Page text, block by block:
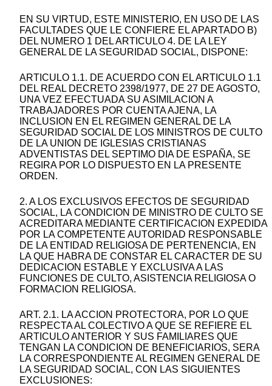
EN SU VIRTUD, ESTE MINISTERIO, EN USO DE LAS
FACULTADES QUE LE CONFIERE EL APARTADO B)
DEL NUMERO 1 DEL ARTICULO 4. DE LA LEY
GENERAL DE LA SEGURIDAD SOCIAL, DISPONE:
ARTICULO 1.1. DE ACUERDO CON EL ARTICULO 1.1
DEL REAL DECRETO 2398/1977, DE 27 DE AGOSTO,
UNA VEZ EFECTUADA SU ASIMILACION A
TRABAJADORES POR CUENTA AJENA, LA
INCLUSION EN EL REGIMEN GENERAL DE LA
SEGURIDAD SOCIAL DE LOS MINISTROS DE CULTO
DE LA UNION DE IGLESIAS CRISTIANAS
ADVENTISTAS DEL SEPTIMO DIA DE ESPAÑA, SE
REGIRA POR LO DISPUESTO EN LA PRESENTE
ORDEN.
2. A LOS EXCLUSIVOS EFECTOS DE SEGURIDAD
SOCIAL, LA CONDICION DE MINISTRO DE CULTO SE
ACREDITARA MEDIANTE CERTIFICACION EXPEDIDA
POR LA COMPETENTE AUTORIDAD RESPONSABLE
DE LA ENTIDAD RELIGIOSA DE PERTENENCIA, EN
LA QUE HABRA DE CONSTAR EL CARACTER DE SU
DEDICACION ESTABLE Y EXCLUSIVA A LAS
FUNCIONES DE CULTO, ASISTENCIA RELIGIOSA O
FORMACION RELIGIOSA.
ART. 2.1. LA ACCION PROTECTORA, POR LO QUE
RESPECTA AL COLECTIVO A QUE SE REFIERE EL
ARTICULO ANTERIOR Y SUS FAMILIARES QUE
TENGAN LA CONDICION DE BENEFICIARIOS, SERA
LA CORRESPONDIENTE AL REGIMEN GENERAL DE
LA SEGURIDAD SOCIAL, CON LAS SIGUIENTES
EXCLUSIONES: